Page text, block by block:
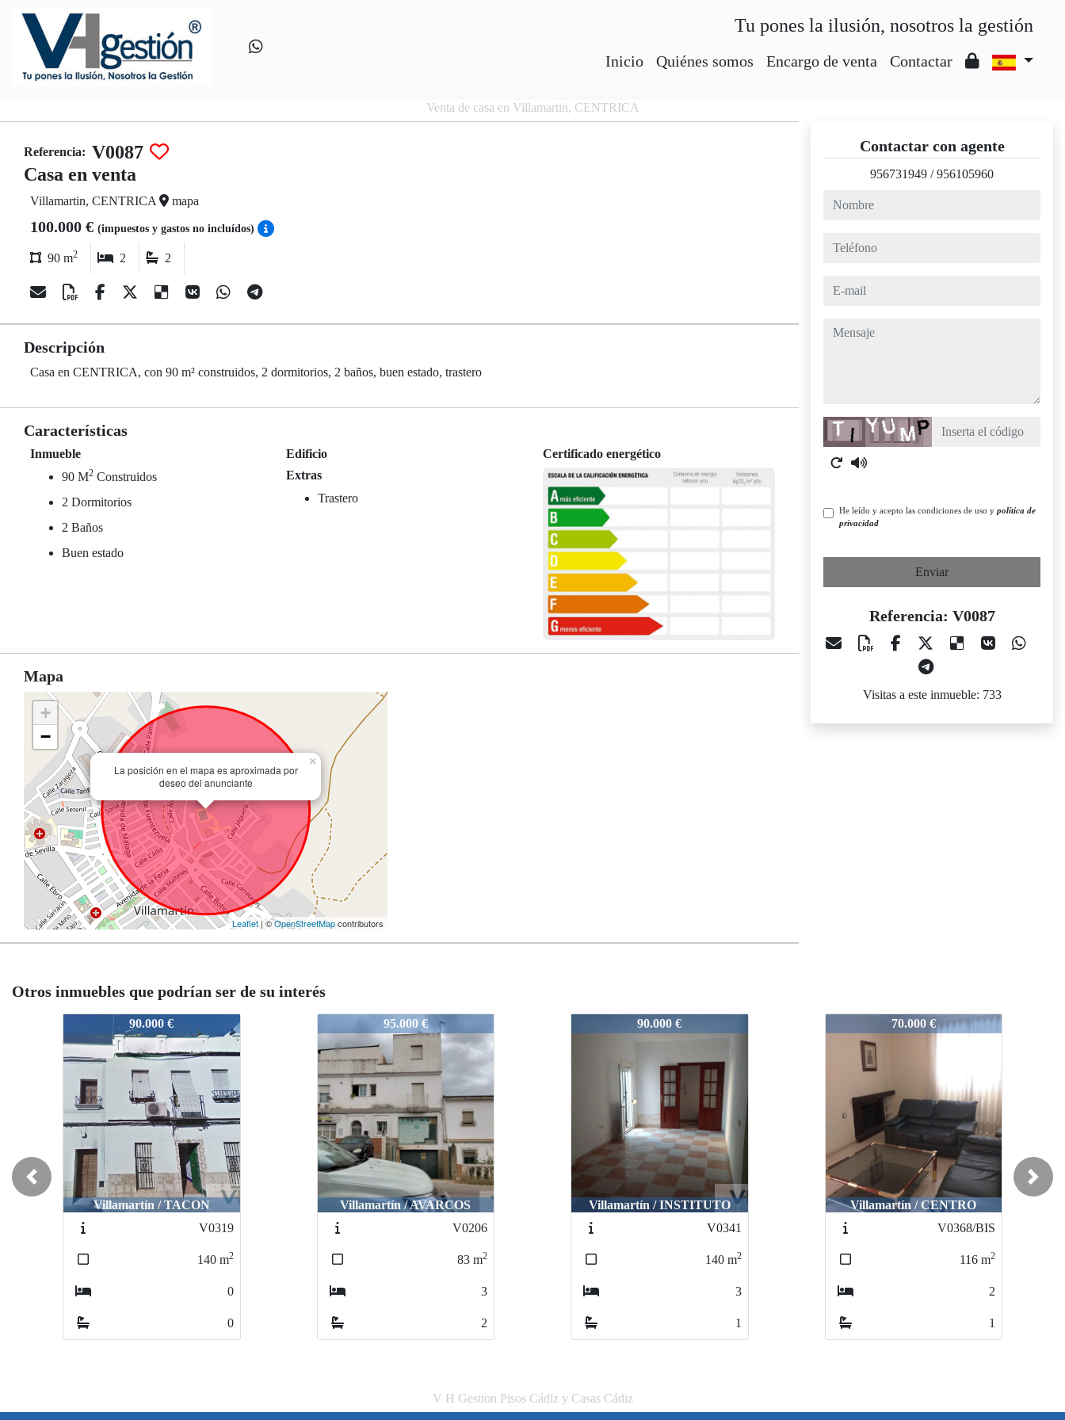
Tu pones la ilusión, nosotros la gestión
Inicio Quiénes somos Encargo de venta Contactar
Venta de casa en Villamartin, CENTRICA
Referencia: V0087
Casa en venta
Villamartin, CENTRICA mapa
100.000 € (impuestos y gastos no incluídos)
90 m2 2 2
Descripción
Casa en CENTRICA, con 90 m² construidos, 2 dormitorios, 2 baños, buen estado, trastero
Características
Inmueble
90 M2 Construidos
2 Dormitorios
2 Baños
Buen estado
Edificio
Extras
Trastero
Certificado energético
Mapa
La posición en el mapa es aproximada por
deseo del anunciante
×
+
−
Leaflet | ©OpenStreetMapcontributors
Contactar con agente
956731949 /956105960
nombre
teléfono
e-mail
mensaje
Captcha
He leído y acepto las condiciones de uso y política de
privacidad
Enviar
Referencia: V0087
Visitas a este inmueble: 733
Otros inmuebles que podrían ser de su interés
90.000 €
Villamartín / TACON
V0319
140 m2
0
0
V0087 95.000 €
Villamartín / AVARCOS
V0206
83 m2
3
2
90.000 €
Villamartín / INSTITUTO
V0341
140 m2
3
1
70.000 €
Villamartín / CENTRO
V0368/BIS
116 m2
2
1
Previous Next
V H Gestion Pisos Cádiz y Casas Cádiz